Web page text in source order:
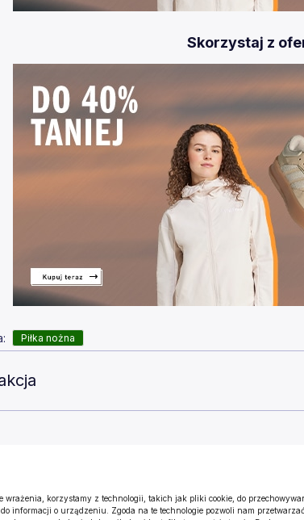
wrażenia, korzystamy z technologii, takich jak pliki cookie, do
informacji o urządzeniu. Zgoda na te technologie pozwoli nam przetwarzać
Skorzystaj z
Piłka nożna